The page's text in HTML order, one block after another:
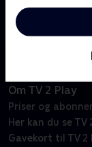
(eller tilgiver)
Om TV 2 Play
Priser og
Her kan du se TV
Gavekort til TV 2